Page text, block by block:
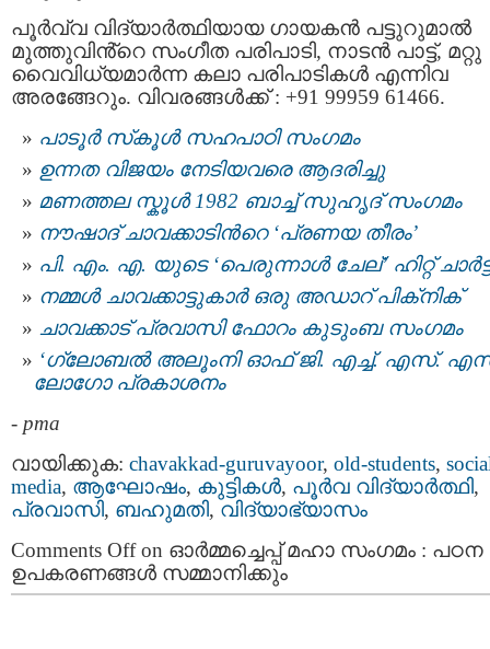
പൂർവ്വ വിദ്യാർത്ഥിയായ ഗായകൻ പട്ടുറുമാൽ
മുത്തുവിൻ്റെ സംഗീത പരിപാടി, നാടൻ പാട്ട്, മറ്റു
വൈവിധ്യമാർന്ന കലാ പരിപാടികൾ എന്നിവ
അരങ്ങേറും. വിവരങ്ങൾക്ക് : +91 99959 61466.
പാടൂര്‍ സ്‌കൂൾ സഹപാഠി സംഗമം
ഉന്നത വിജയം നേടിയവരെ ആദരിച്ചു
മണത്തല സ്കൂള്‍ 1982 ബാച്ച് സുഹൃദ് സംഗമം
നൗഷാദ് ചാവക്കാടിന്‍റെ ‘പ്രണയ തീരം’
പി. എം. എ. യുടെ ‘പെരുന്നാൾ ചേല്’ ഹിറ്റ്
നമ്മള്‍ ചാവക്കാട്ടുകാര്‍ ഒരു അഡാറ് പിക്‌നിക്
ചാവക്കാട് പ്രവാസി ഫോറം കുടുംബ സംഗമം
‘ഗ്ലോബൽ അലൂംനി ഓഫ് ജി. എച്ച്. എസ്.
ലോഗോ പ്രകാശനം
- pma
വായിക്കുക: chavakkad-guruvayoor, old-students,
media, ആഘോഷം, കുട്ടികള്‍, പൂര്‍വ വിദ്യാര്‍ത്ഥി,
പ്രവാസി, ബഹുമതി, വിദ്യാഭ്യാസം
Comments Offon ഓർമ്മച്ചെപ്പ് മഹാ സംഗമം : പഠന
ഉപകരണങ്ങൾ സമ്മാനിക്കും